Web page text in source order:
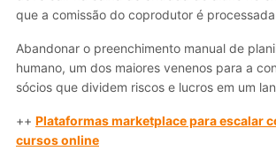
que a comissão do coprodutor é
Abandonar o preenchimento manual de
humano, um dos maiores venenos para a
sócios que dividem riscos e lucros em um
++ Plataformas marketplace para escalar
cursos online